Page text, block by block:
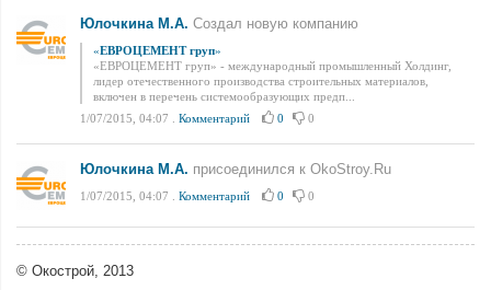
Юлочкина М.А. Создал новую компанию
«ЕВРОЦЕМЕНТ груп»
«ЕВРОЦЕМЕНТ груп» - международный промышленный Холдинг,
лидер отечественного производства строительных материалов,
включен в перечень системообразующих предп...
1/07/2015, 04:07
Комментарий 0 0
Юлочкина М.А. присоединился к OkoStroy.Ru
1/07/2015, 04:07 Комментарий 0 0
© Окострой, 2013